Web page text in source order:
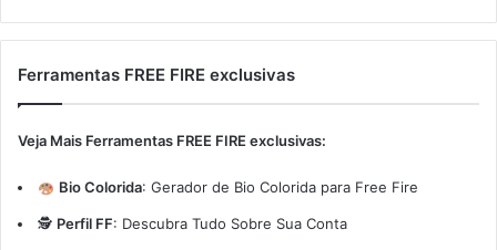
Ferramentas FREE FIRE exclusivas
Veja Mais Ferramentas FREE FIRE exclusivas:
Bio Colorida: Gerador de Bio Colorida para Free Fire
🕵️ Perfil FF: Descubra Tudo Sobre Sua Conta